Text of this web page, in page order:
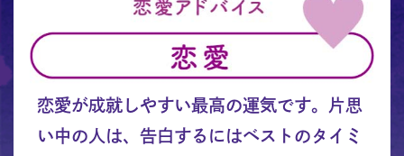
恋愛が成就しやすい最高の運気です。片思
い中の人は、告白するにはベストのタイミ